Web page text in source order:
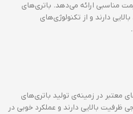
مناسبی ارائه می‌دهد. باتری‌های
دارند و از تکنولوژی‌های
معتبر در زمینه‌ی تولید باتری‌های
ظرفیت بالایی دارند و عملکرد خوبی در